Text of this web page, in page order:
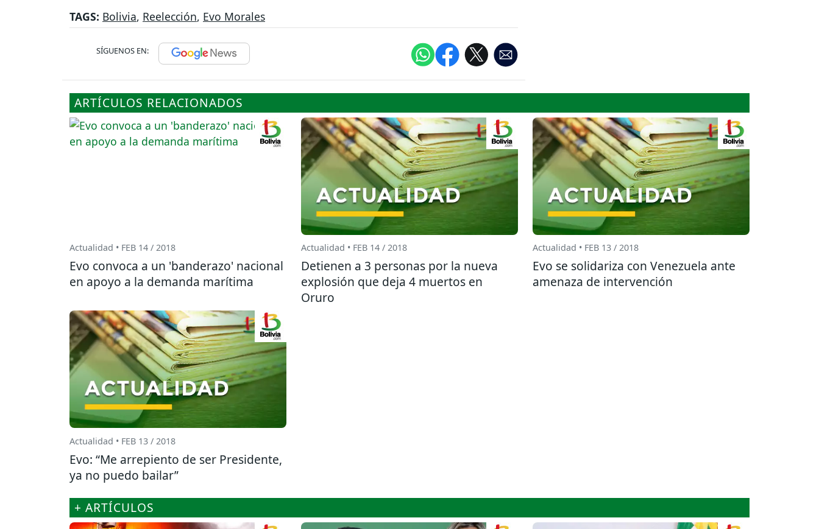
TAGS: Bolivia, Reelección, Evo Morales
SÍGUENOS EN:
ARTÍCULOS RELACIONADOS
Actualidad • FEB 14 / 2018
Evo convoca a un 'banderazo' nacional
en apoyo a la demanda marítima
Actualidad • FEB 14 / 2018
Detienen a 3 personas por la nueva
explosión que deja 4 muertos en
Oruro
Actualidad • FEB 13 / 2018
Evo se solidariza con Venezuela ante
amenaza de intervención
Actualidad • FEB 13 / 2018
Evo: “Me arrepiento de ser Presidente,
ya no puedo bailar”
+ ARTÍCULOS